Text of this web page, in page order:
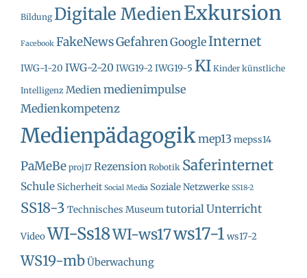
Bildung Digitale MedienExkursion
Facebook FakeNewsGefahrenGoogleInternet
IWG-1-20 IWG-2-20 IWG19-2IWG19-5 KI Kinder künstliche
Intelligenz Medien medienimpulse
Medienkompetenz
Medienpädagogikmep13mepss14
PaMeBe proj17 Rezension Robotik Saferinternet
Schule Sicherheit Social Media Soziale Netzwerke SS18-2
SS18-3 Technisches MuseumtutorialUnterricht
VideoWI-Ss18WI-ws17ws17-1 ws17-2
WS19-mbÜberwachung